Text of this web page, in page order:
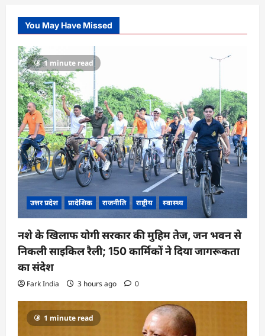
You May Have Missed
1 minute read
उत्तर प्रदेश प्रादेशिक राजनीति राष्ट्रीय स्वास्थ्य
नशे के खिलाफ योगी सरकार की मुहिम तेज, जन भवन से
निकली साइकिल रैली; 150 कार्मिकों ने दिया जागरूकता
का संदेश
Fark India 3 hours ago 0
1 minute read